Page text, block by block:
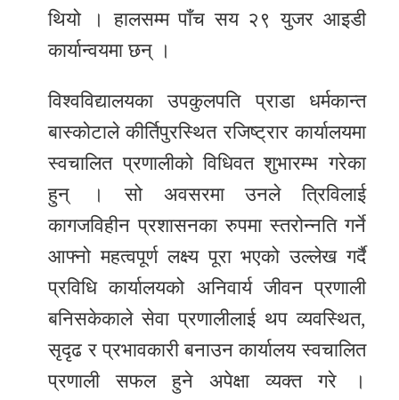
थियो । हालसम्म पाँच सय २९ युजर आइडी
कार्यान्वयमा छन् ।
विश्वविद्यालयका उपकुलपति प्राडा धर्मकान्त
बास्कोटाले कीर्तिपुरस्थित रजिष्ट्रार कार्यालयमा
स्वचालित प्रणालीको विधिवत शुभारम्भ गरेका
हुन् । सो अवसरमा उनले त्रिविलाई
कागजविहीन प्रशासनका रुपमा स्तरोन्नति गर्ने
आफ्नो महत्वपूर्ण लक्ष्य पूरा भएको उल्लेख गर्दै
प्रविधि कार्यालयको अनिवार्य जीवन प्रणाली
बनिसकेकाले सेवा प्रणालीलाई थप व्यवस्थित,
सृदृढ र प्रभावकारी बनाउन कार्यालय स्वचालित
प्रणाली सफल हुने अपेक्षा व्यक्त गरे ।